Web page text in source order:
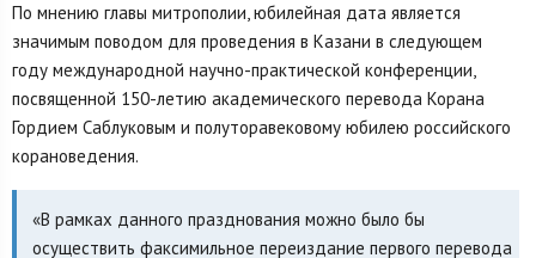
По мнению главы митрополии, юбилейная дата является
значимым поводом для проведения в Казани в следующем
году международной научно-практической конференции,
посвященной 150-летию академического перевода Корана
Гордием Саблуковым и полуторавековому юбилею российского
корановедения.
«В рамках данного празднования можно было бы
осуществить факсимильное переиздание первого перевода